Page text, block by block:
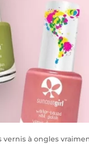
vernis à ongles